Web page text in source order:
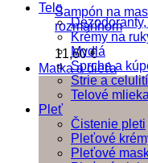
Šampón na
rozmarínom
11,60€
Matka a dieťa
Telo
Krémy na
Mydlá
Sprcha a
Strie a
Telové
Pleť
Čistenie pleti
Pleťové
Pleťové